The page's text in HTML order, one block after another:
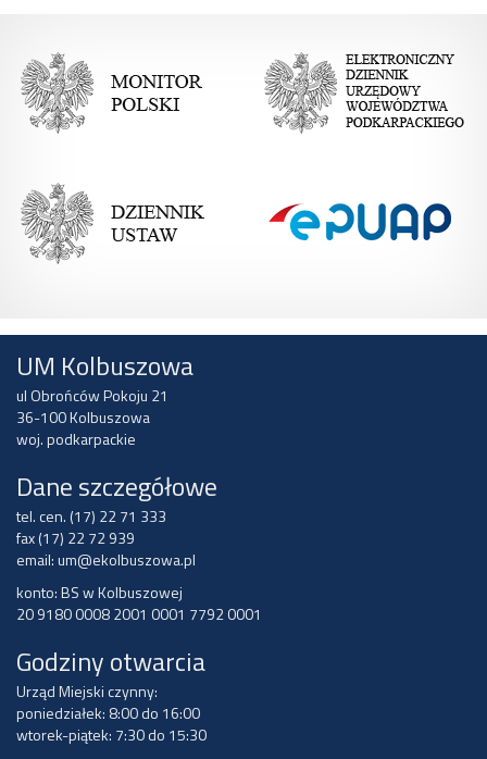
UM Kolbuszowa
ul Obrońców Pokoju 21
36-100 Kolbuszowa
woj. podkarpackie
Dane szczegółowe
tel. cen. (17) 22 71 333
fax (17) 22 72 939
email:um@ekolbuszowa.pl
konto: BS w Kolbuszowej
20 9180 0008 2001 0001 7792 0001
Godziny otwarcia
Urząd Miejski czynny:
poniedziałek: 8:00 do 16:00
wtorek-piątek: 7:30 do 15:30